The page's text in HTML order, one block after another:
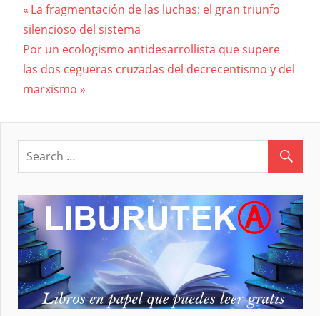
Navegación
de
entradas
Previous
Post:
La fragmentación de las luchas: el gran triunfo
silencioso del sistema
Next
Post:
Por un ecologismo antidesarrollista que supere
las dos cegueras cruzadas del decrecentismo y del
marxismo